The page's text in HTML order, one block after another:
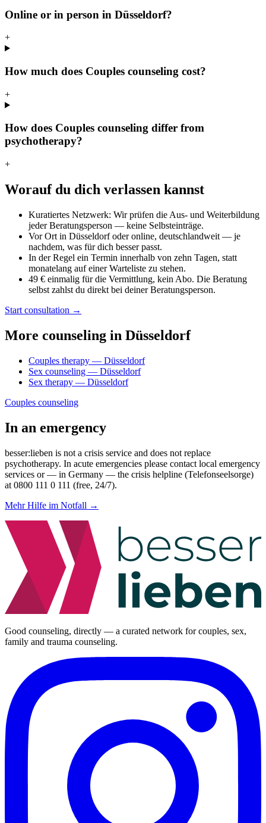
Online or in person in Düsseldorf?
+
How much does Couples counseling cost?
+
How does Couples counseling differ from
psychotherapy?
+
Worauf du dich verlassen kannst
Kuratiertes Netzwerk: Wir prüfen die Aus- und Weiterbildung
jeder Beratungsperson — keine Selbsteinträge.
Vor Ort in Düsseldorf oder online, deutschlandweit — je
nachdem, was für dich besser passt.
In der Regel ein Termin innerhalb von zehn Tagen, statt
monatelang auf einer Warteliste zu stehen.
49 € einmalig für die Vermittlung, kein Abo. Die Beratung
selbst zahlst du direkt bei deiner Beratungsperson.
Start consultation →
More counseling in Düsseldorf
Couples therapy — Düsseldorf
Sex counseling — Düsseldorf
Sex therapy — Düsseldorf
Couples counseling
In an emergency
besser:lieben is not a crisis service and does not replace
psychotherapy. In acute emergencies please contact local emergency
services or — in Germany — the crisis helpline (Telefonseelsorge)
at 0800 111 0 111 (free, 24/7).
Mehr Hilfe im Notfall →
Good counseling, directly — a curated network for couples, sex,
family and trauma counseling.